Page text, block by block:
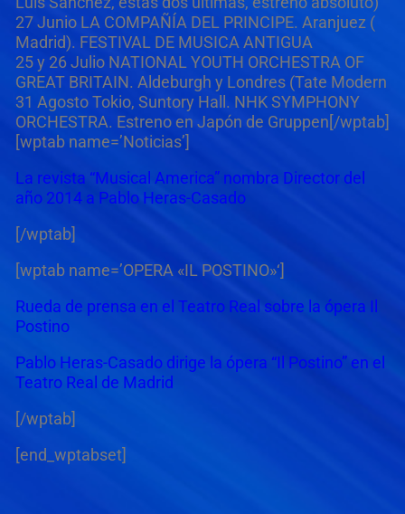
27 Junio LA COMPAÑÍA DEL PRINCIPE. Aranjuez (
Madrid). FESTIVAL DE MUSICA ANTIGUA
25 y 26 Julio NATIONAL YOUTH ORCHESTRA OF
GREAT BRITAIN. Aldeburgh y Londres (Tate Modern
31 Agosto Tokio, Suntory Hall. NHK SYMPHONY
ORCHESTRA. Estreno en Japón de Gruppen[/wptab]
[wptab name=’Noticias’]
La revista “Musical America” nombra Director del
año 2014 a Pablo Heras-Casado
[/wptab]
[wptab name=’OPERA «IL POSTINO»‘]
Rueda de prensa en el Teatro Real sobre la ópera Il
Postino
Pablo Heras-Casado dirige la ópera “Il Postino” en el
Teatro Real de Madrid
[/wptab]
[end_wptabset]